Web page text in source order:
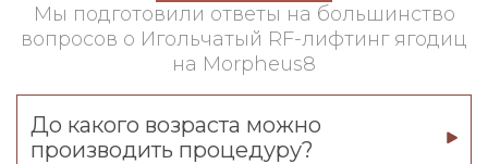
Мы подготовили ответы на большинство
вопросов о Игольчатый RF-лифтинг ягодиц
на Morpheus8
До какого возраста можно
производить процедуру?